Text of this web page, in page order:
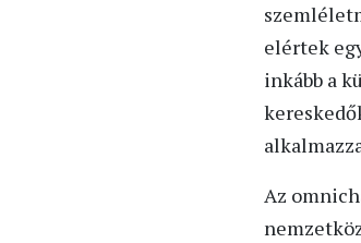
elértek
inkább a
Az